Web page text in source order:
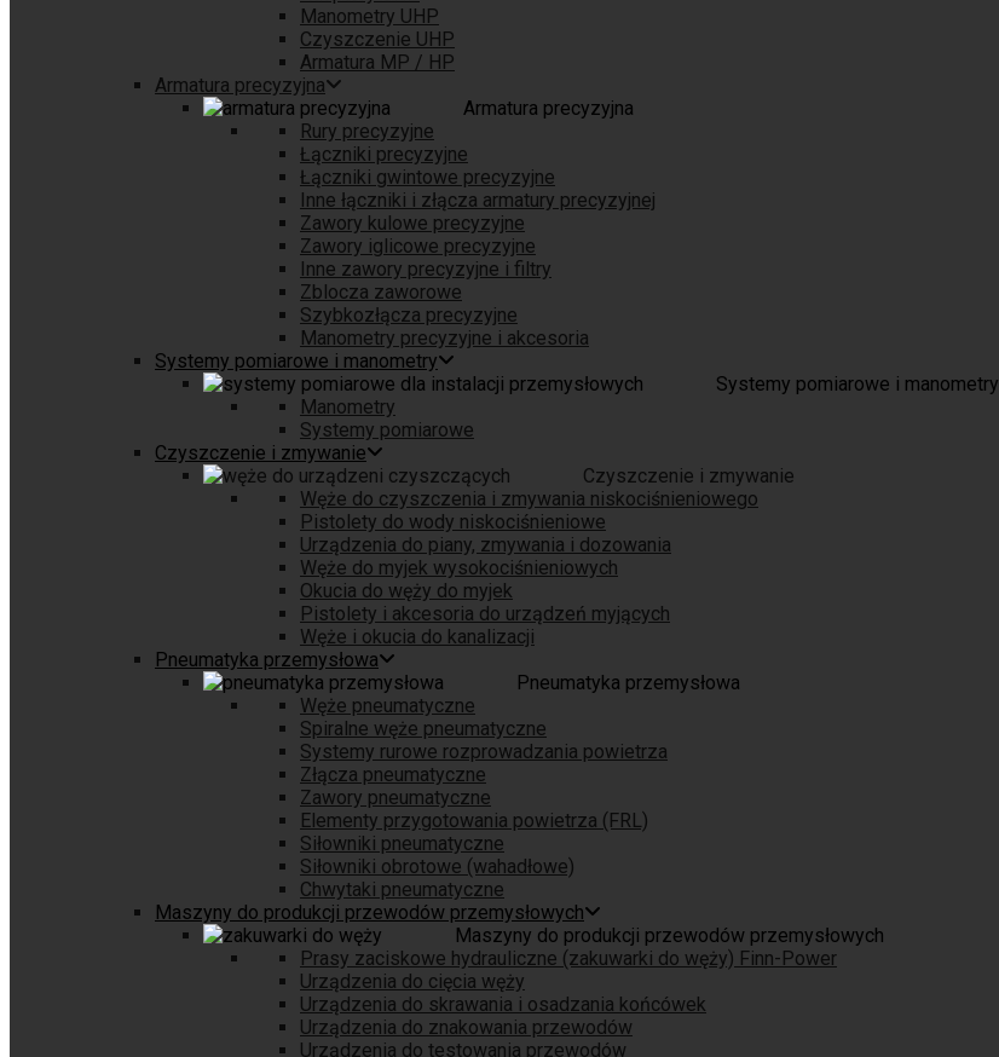
Manometry UHP
Czyszczenie UHP
Armatura MP / HP
Armatura precyzyjna
Armatura precyzyjna
Rury precyzyjne
Łączniki precyzyjne
Łączniki gwintowe precyzyjne
Inne łączniki i złącza armatury precyzyjnej
Zawory kulowe precyzyjne
Zawory iglicowe precyzyjne
Inne zawory precyzyjne i filtry
Zblocza zaworowe
Szybkozłącza precyzyjne
Manometry precyzyjne i akcesoria
Systemy pomiarowe i manometry
Systemy pomiarowe i manometry
Manometry
Systemy pomiarowe
Czyszczenie i zmywanie
Czyszczenie i zmywanie
Węże do czyszczenia i zmywania niskociśnieniowego
Pistolety do wody niskociśnieniowe
Urządzenia do piany, zmywania i dozowania
Węże do myjek wysokociśnieniowych
Okucia do węży do myjek
Pistolety i akcesoria do urządzeń myjących
Węże i okucia do kanalizacji
Pneumatyka przemysłowa
Pneumatyka przemysłowa
Węże pneumatyczne
Spiralne węże pneumatyczne
Systemy rurowe rozprowadzania powietrza
Złącza pneumatyczne
Zawory pneumatyczne
Elementy przygotowania powietrza (FRL)
Siłowniki pneumatyczne
Siłowniki obrotowe (wahadłowe)
Chwytaki pneumatyczne
Maszyny do produkcji przewodów przemysłowych
Maszyny do produkcji przewodów przemysłowych
Prasy zaciskowe hydrauliczne (zakuwarki do węży) Finn-Power
Urządzenia do cięcia węży
Urządzenia do skrawania i osadzania końcówek
Urządzenia do znakowania przewodów
Urządzenia do testowania przewodów